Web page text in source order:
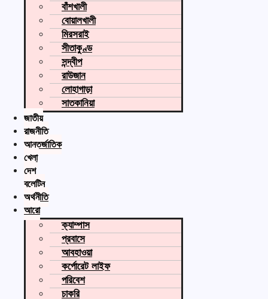
বাঁশখালী
বোয়ালখালী
মিরসরাই
সীতাকুণ্ড
সন্দ্বীপ
রাউজান
লোহাগাড়া
সাতকানিয়া
জাতীয়
রাজনীতি
আন্তর্জাতিক
খেলা
দেশ
বুলেটিন
অর্থনীতি
আরো
ক্যাম্পাস
প্রবাসে
আবহাওয়া
কর্পোরেট লাইফ
পরিবেশ
চাকরি